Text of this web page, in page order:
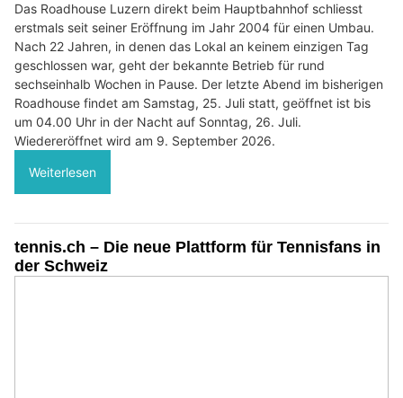
Das Roadhouse Luzern direkt beim Hauptbahnhof schliesst
erstmals seit seiner Eröffnung im Jahr 2004 für einen Umbau.
Nach 22 Jahren, in denen das Lokal an keinem einzigen Tag
geschlossen war, geht der bekannte Betrieb für rund
sechseinhalb Wochen in Pause. Der letzte Abend im bisherigen
Roadhouse findet am Samstag, 25. Juli statt, geöffnet ist bis
um 04.00 Uhr in der Nacht auf Sonntag, 26. Juli.
Wiedereröffnet wird am 9. September 2026.
Weiterlesen
tennis.ch – Die neue Plattform für Tennisfans in
der Schweiz